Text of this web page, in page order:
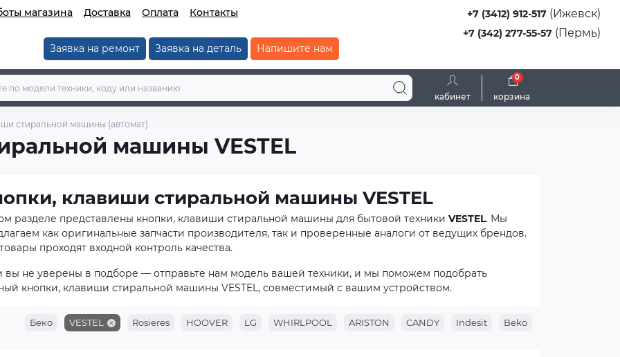
магазина Доставка Оплата Контакты
Заявка на ремонт Заявка на деталь Напишите нам
+7 (3412) 912-517 (Ижевск)
+7 (342) 277-55-57 (Пермь)
кабинет корзина
0
стиральной машины (автомат)
машины VESTEL
клавиши стиральной машины VESTEL
разделе представлены кнопки, клавиши стиральной машины для бытовой техники VESTEL. Мы
как оригинальные запчасти производителя, так и проверенные аналоги от ведущих брендов.
проходят входной контроль качества.
вы не уверены в подборе — отправьте нам модель вашей техники, и мы поможем подобрать
кнопки, клавиши стиральной машины VESTEL, совместимый с вашим устройством.
Беко VESTEL Rosieres HOOVER LG WHIRLPOOL ARISTON CANDY Indesit Beko